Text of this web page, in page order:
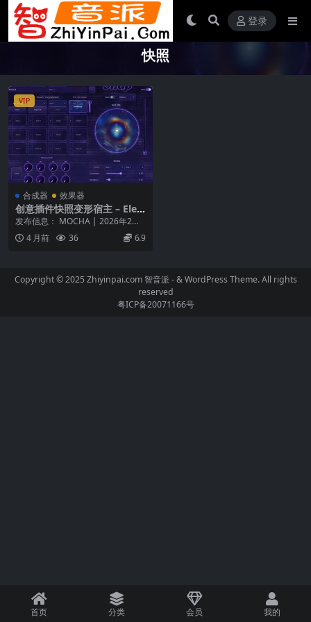
登录
快照
VIP
合成器 效果器
创意插件快照变形宿主 – Elect
ric Smudge SnappySnap v
发布信息： MOCHA | 2026年2月
平台： Windows / macO...
4 月前 36 6.9
Copyright © 2025 Zhiyinpai.com智音派 - & WordPress Theme. All rights
reserved
粤ICP备20071166号
首页 分类 会员 我的